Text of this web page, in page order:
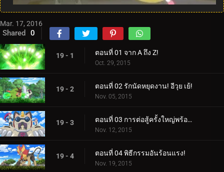
Mar. 17, 2016
Shared 0
19 - 1 ตอนที่ 01 จาก A ถึง Z!
Oct. 29, 2015
19 - 2 ตอนที่ 02 รักนัดหยุดงาน! อีวุย เย้!
Nov. 05, 2015
19 - 3 ตอนที่ 03 การต่อสู้ครั้งใหญ่พร้อมผลลัพธ์ที่ยิ่งใหญ่!
Nov. 12, 2015
19 - 4 ตอนที่ 04 พิธีกรรมอันร้อนแรง!
Nov. 19, 2015